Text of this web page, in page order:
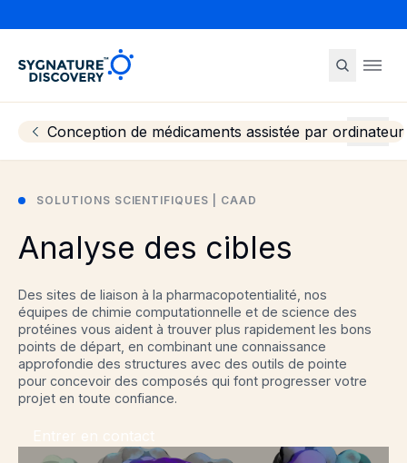
Sygnature
Conception de médicaments assistée par ordinateur
More
SOLUTIONS SCIENTIFIQUES | CAAD
Analyse des cibles
Des sites de liaison à la pharmacopotentialité, nos
équipes de chimie computationnelle et de science des
protéines vous aident à trouver plus rapidement les bons
points de départ, en combinant une connaissance
approfondie des structures avec des outils de pointe
pour concevoir des composés qui font progresser votre
projet en toute confiance.